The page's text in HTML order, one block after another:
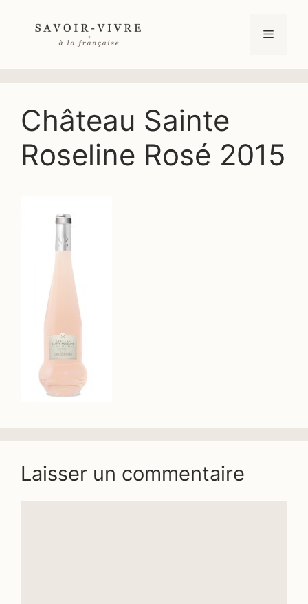
Menu
Château Sainte
Roseline Rosé 2015
Laisser un commentaire